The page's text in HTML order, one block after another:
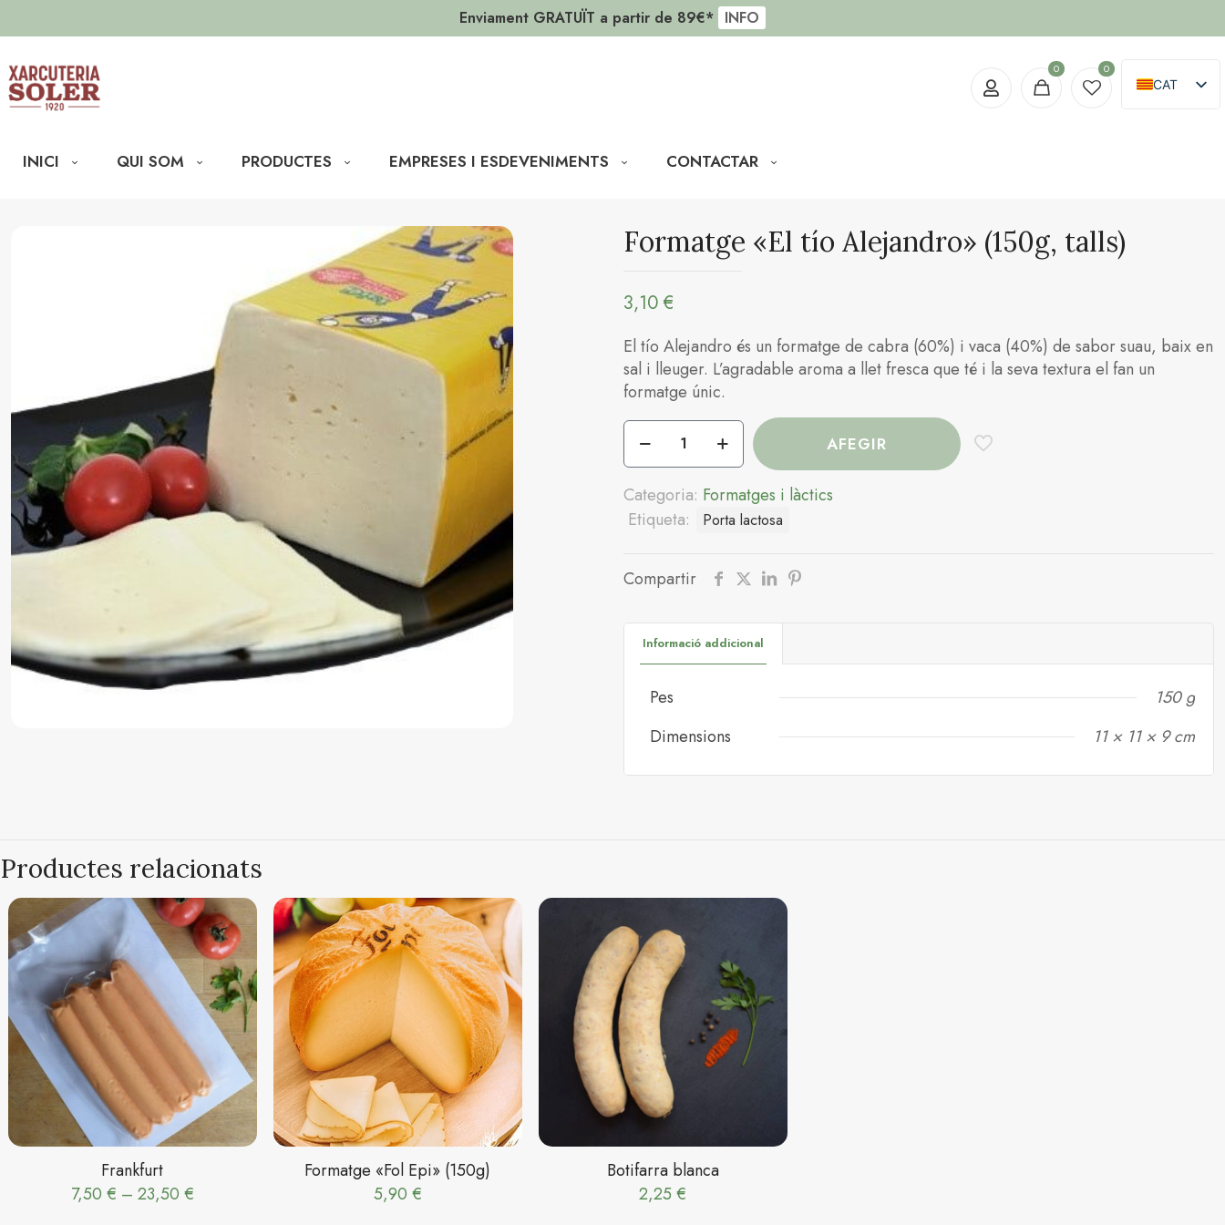
-10% en la primera comanda CODI: SOLER10
0 0
CAT
ES
INICI QUI SOM PRODUCTES EMPRESES I ESDEVENIMENTS CONTACTAR
Formatge «El tío Alejandro» (150g, talls)
3,10 €
El tío Alejandro és un formatge de cabra (60%) i vaca (40%) de sabor suau, baix en
sal i lleuger. L’agradable aroma a llet fresca que té i la seva textura el fan un
formatge únic.
quantitat
"El
tío
(150g,
talls)
AFEGIR
Categoria: Formatges i làctics
Etiqueta:
Porta lactosa
Compartir
Informació addicional
Pes
150 g
Dimensions
11 × 11 × 9 cm
Productes relacionats
Frankfurt
7,50 € – 23,50 €Interval
Formatge «Fol Epi» (150g)
5,90 €
Botifarra blanca
2,25€